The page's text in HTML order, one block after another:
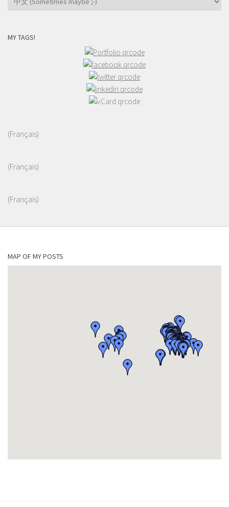
MY TAGS!
(Français)
(Français)
(Français)
MAP OF MY POSTS